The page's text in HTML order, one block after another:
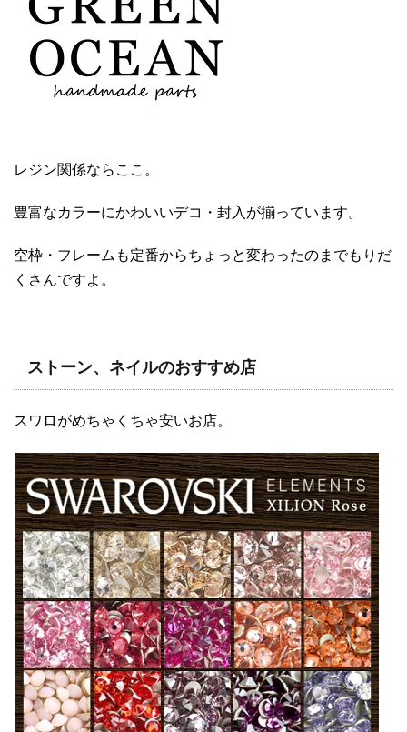
レジン関係ならここ。
豊富なカラーにかわいいデコ・封入が揃っています。
空枠・フレームも定番からちょっと変わったのまでもりだ
くさんですよ。
ストーン、ネイルのおすすめ店
スワロがめちゃくちゃ安いお店。